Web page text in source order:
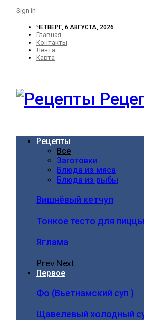
Sign in
ЧЕТВЕРГ, 6 АВГУСТА, 2026
Главная
Контакты
Лента
Карта
Рецепты
Все
Заготовки
Блюда из мяса
Блюда из рыбы
Вишнёвый кетчуп
Тонкое тесто для
Яглама
PrevNext
Первое
Фо (Вьетнамский суп )
Щавелевый холодный